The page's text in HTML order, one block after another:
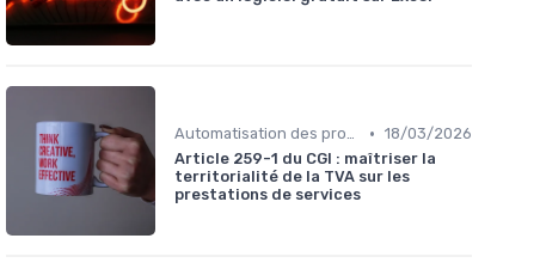
Automatisation des processus financiers • 18/03/2026
Article 259-1 du CGI : maîtriser la
territorialité de la TVA sur les
prestations de services